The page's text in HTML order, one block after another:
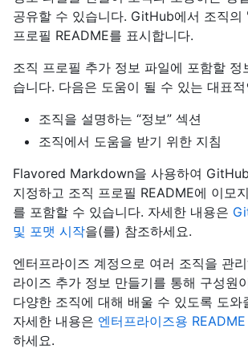
공유할 수 있습니다. GitHub에서 조직의
프로필 README를 표시합니다.
조직 프로필 추가 정보 파일에 포함할 정
습니다. 다음은 도움이 될 수 있는 대표
조직을 설명하는 “정보” 섹션
조직에서 도움을 받기 위한 지침
Flavored Markdown을 사용하여
지정하고 조직 프로필 README에 이모
를 포함할 수 있습니다. 자세한 내용은
및 포맷 시작을(를) 참조하세요.
엔터프라이즈 계정으로 여러 조직을 관
라이즈 추가 정보 만들기를 통해 구성원
다양한 조직에 대해 배울 수 있도록 도와
자세한 내용은 엔터프라이즈용
하세요.